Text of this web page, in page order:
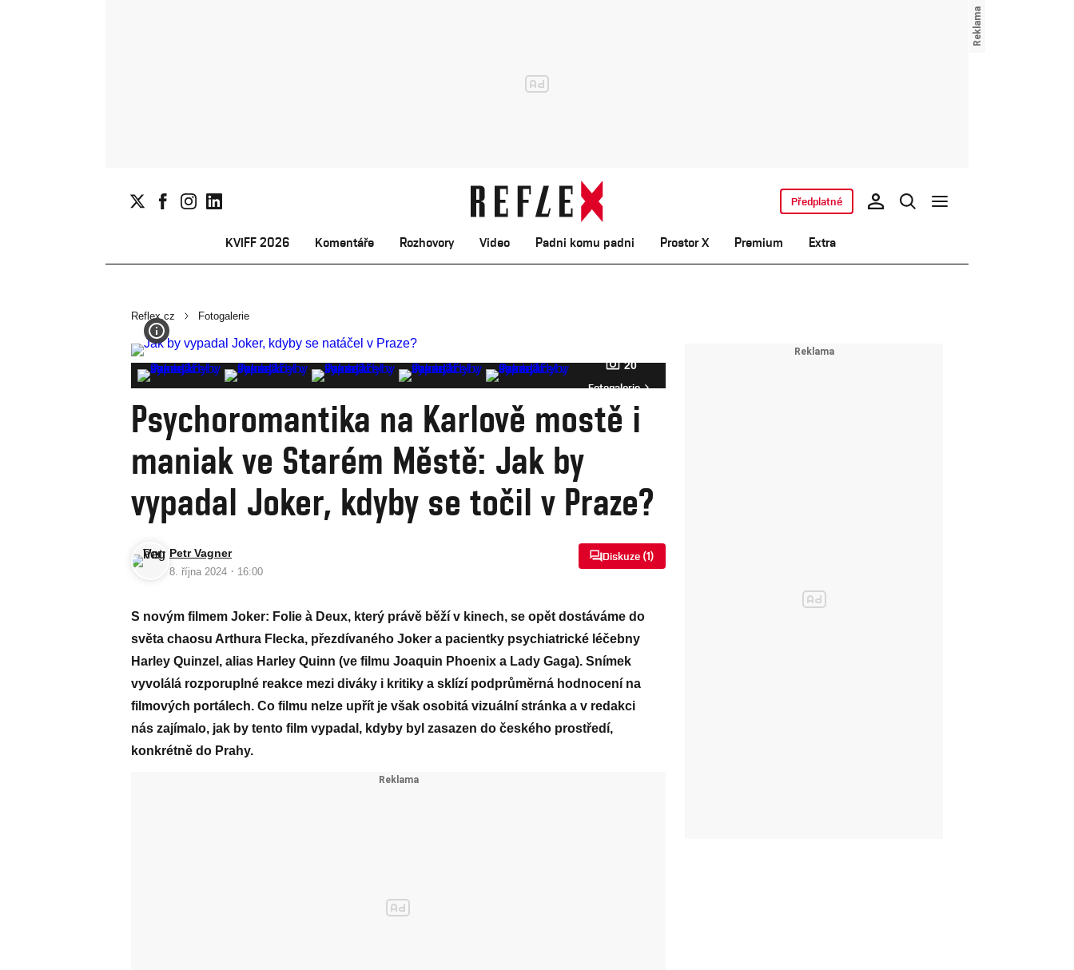
KVIFF 2026 Komentáře Rozhovory Video Padni komu padni Prostor X Premium Extra
Předplatné
Reflex.cz Fotogalerie
20
Fotogalerie
Psychoromantika na Karlově mostě i
maniak ve Starém Městě: Jak by
vypadal Joker, kdyby se točil v Praze?
Petr Vagner
8. října 2024 · 16:00
Diskuze (1)
S novým filmem Joker: Folie à Deux, který právě běží v kinech, se opět dostáváme do
světa chaosu Arthura Flecka, přezdívaného Joker a pacientky psychiatrické léčebny
Harley Quinzel, alias Harley Quinn (ve filmu Joaquin Phoenix a Lady Gaga). Snímek
vyvolálá rozporuplné reakce mezi diváky i kritiky a sklízí podprůměrná hodnocení na
filmových portálech. Co filmu nelze upřít je však osobitá vizuální stránka a v redakci
nás zajímalo, jak by tento film vypadal, kdyby byl zasazen do českého prostředí,
konkrétně do Prahy.